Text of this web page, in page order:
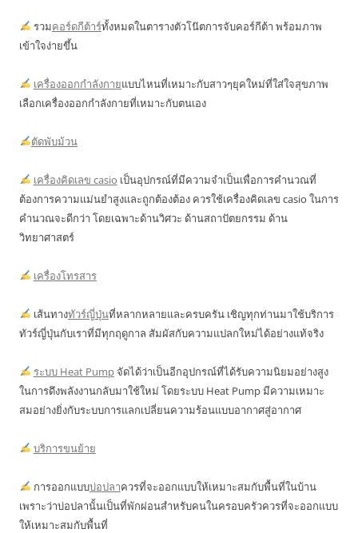
รวมคอร์ดกีต้าร์ทั้งหมดในตารางตัวโน๊ตการจับคอร์กีต้า พร้อมภาพ
เข้าใจง่ายขึ้น
เครื่องออกกำลังกายแบบไหนที่เหมาะกับสาวๆยุคใหม่ที่ใส่ใจสุขภาพ
เลือกเครื่องออกกำลังกายที่เหมาะกับตนเอง
ตัดพับม้วน
เครื่องคิดเลข casio เป็นอุปกรณ์ที่มีความจำเป็นเพื่อการคำนวณที่
ต้องการความแม่นยำสูงและถูกต้องต้อง ควรใช้เครื่องคิดเลข casio ในการ
คำนวณจะดีกว่า โดยเฉพาะด้านวิศวะ ด้านสถาปัตยกรรม ด้าน
วิทยาศาสตร์
เครื่องโทรสาร
เส้นทางทัวร์ญี่ปุ่นที่หลากหลายและครบครัน เชิญทุกท่านมาใช้บริการ
ทัวร์ญี่ปุ่นกับเราที่มีทุกฤดูกาล สัมผัสกับความแปลกใหม่ได้อย่างแท้จริง
ระบบ Heat Pumpจัดได้ว่าเป็นอีกอุปกรณ์ที่ได้รับความนิยมอย่างสูง
ในการดึงพลังงานกลับมาใช้ใหม่ โดยระบบ Heat Pump มีความเหมาะ
สมอย่างยิ่งกับระบบการแลกเปลี่ยนความร้อนแบบอากาศสู่อากาศ
บริการขนย้าย
การออกแบบบ่อปลาควรที่จะออกแบบให้เหมาะสมกับพื้นที่ในบ้าน
เพราะว่าบ่อปลานั้นเป็นที่พักผ่อนสำหรับคนในครอบครัวควรที่จะออกแบบ
ให้เหมาะสมกับพื้นที่